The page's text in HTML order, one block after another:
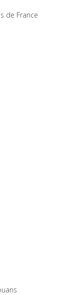
de France